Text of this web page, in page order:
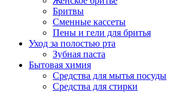
Бритвы
Сменные кассеты
Пены и гели для бритья
Уход за полостью рта
Зубная паста
Бытовая химия
Средства для мытья посуды
Средства для стирки